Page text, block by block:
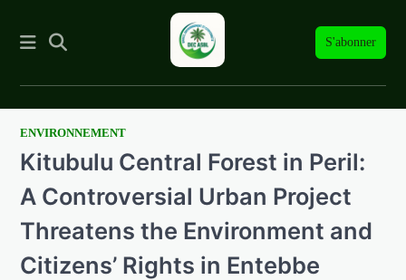
S'abonner
SkipENVIRONNEMENT
Kitubulu Central Forest in Peril:
A Controversial Urban Project
Threatens the Environment and
Citizens’ Rights in Entebbe